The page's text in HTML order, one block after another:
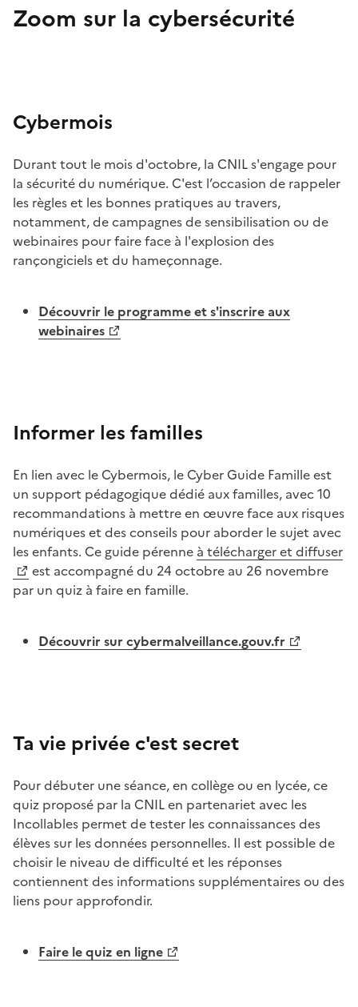
Zoom sur la cybersécurité
Cybermois
Durant tout le mois d'octobre, la CNIL s'engage pour
la sécurité du numérique. C'est l’occasion de rappeler
les règles et les bonnes pratiques au travers,
notamment, de campagnes de sensibilisation ou de
webinaires pour faire face à l'explosion des
rançongiciels et du hameçonnage.
Découvrir le programme et s'inscrire aux
webinaires
Informer les familles
En lien avec le Cybermois, le Cyber Guide Famille est
un support pédagogique dédié aux familles, avec 10
recommandations à mettre en œuvre face aux risques
numériques et des conseils pour aborder le sujet avec
les enfants. Ce guide pérenne à télécharger et diffuser
est accompagné du 24 octobre au 26 novembre
par un quiz à faire en famille.
Découvrir sur cybermalveillance.gouv.fr
Ta vie privée c'est secret
Pour débuter une séance, en collège ou en lycée, ce
quiz proposé par la CNIL en partenariet avec les
Incollables permet de tester les connaissances des
élèves sur les données personnelles. Il est possible de
choisir le niveau de difficulté et les réponses
contiennent des informations supplémentaires ou des
liens pour approfondir.
Faire le quiz en ligne